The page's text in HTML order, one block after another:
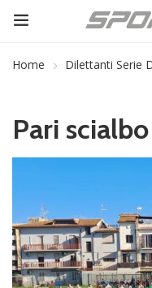
Home Dilettanti Serie
Pari